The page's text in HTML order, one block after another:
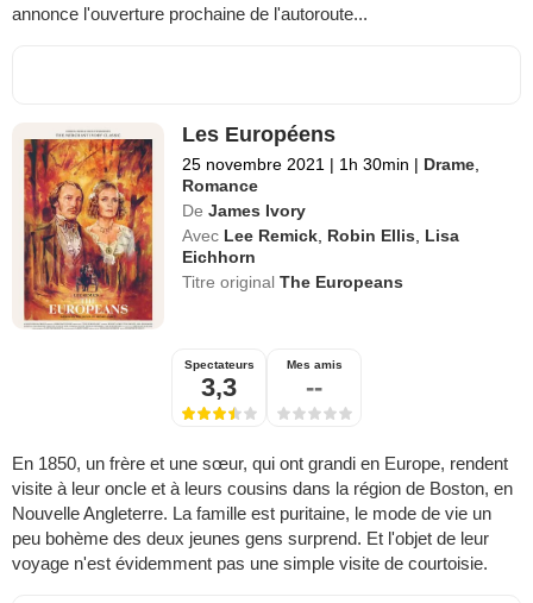
annonce l'ouverture prochaine de l'autoroute...
Les Européens
25 novembre 2021 | 1h 30min | Drame
Romance
De James Ivory
Avec Lee Remick Robin Ellis
Lisa
Eichhorn
Titre originalThe Europeans
Spectateurs
3,3
Mes amis
--
En 1850, un frère et une sœur, qui ont grandi en Europe, rendent
visite à leur oncle et à leurs cousins dans la région de Boston, en
Nouvelle Angleterre. La famille est puritaine, le mode de vie un
peu bohème des deux jeunes gens surprend. Et l'objet de leur
voyage n'est évidemment pas une simple visite de courtoisie.